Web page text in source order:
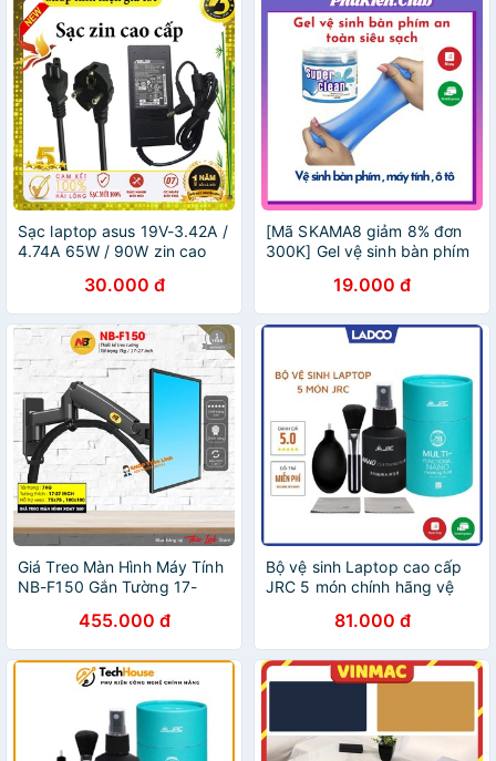
Sạc laptop asus 19V-3.42A /
4.74A 65W / 90W zin cao
sạc asus chân to / chân
thường
30.000 đ
[Mã SKAMA8 giảm 8% đơn
300K] Gel vệ sinh bàn phím
xanh nước biển cao cấp )
19.000 đ
Giá Treo Màn Hình Máy Tính
NB-F150 Gắn Tường 17-
Xoay Màn 360 Độ
455.000 đ
Bộ vệ sinh Laptop cao cấp
JRC 5 món chính hãng vệ
ảnh, Màn hình máy tính
81.000 đ